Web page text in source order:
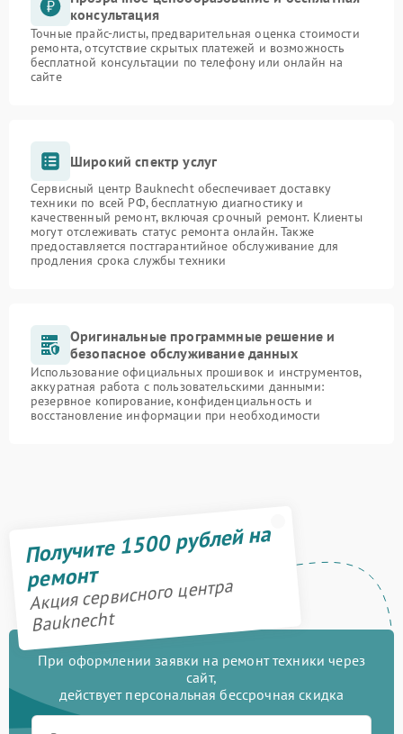
консультация
Точные прайс-листы, предварительная оценка стоимости
ремонта, отсутствие скрытых платежей и возможность
бесплатной консультации по телефону или онлайн на
сайте
Широкий спектр услуг
Сервисный центр Bauknecht обеспечивает доставку
техники по всей РФ, бесплатную диагностику и
качественный ремонт, включая срочный ремонт. Клиенты
могут отслеживать статус ремонта онлайн. Также
предоставляется постгарантийное обслуживание для
продления срока службы техники
Оригинальные программные решение и
безопасное обслуживание данных
Использование официальных прошивок и инструментов,
аккуратная работа с пользовательскими данными:
резервное копирование, конфиденциальность и
восстановление информации при необходимости
Получите 1500 рублей на
ремонт
Акция сервисного центра
Bauknecht
При оформлении заявки на ремонт техники через
сайт,
действует персональная бессрочная скидка